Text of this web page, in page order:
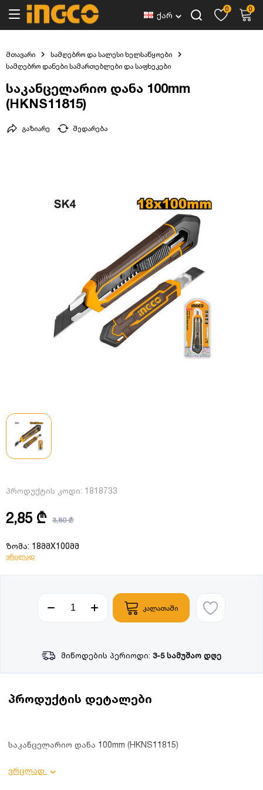
ქარ
0 0
მთავარი
სამღებრო და სალესი ხელსაწყოები
სამღებრო დანები სამართებლები და საფხეკები
საკანცელარიო დანა 100mm
(HKNS11815)
შედარება
გაზიარე
პროდუქტის კოდი: 1818733
2,85 ₾ 3,80 ₾
ზომა: 18მმX100მმ
ვრცლად
კალათაში
მიწოდების პერიოდი: 3-5 სამუშაო დღე
პროდუქტის დეტალები
საკანცელარიო დანა 100mm (HKNS11815)
პროდუქტის დეტალები:
ვრცლად